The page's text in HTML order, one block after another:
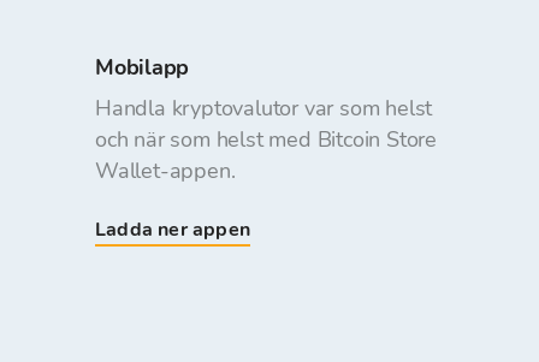
Mobilapp
Handla kryptovalutor var som helst
och när som helst med Bitcoin Store
Wallet-appen.
Ladda ner appen